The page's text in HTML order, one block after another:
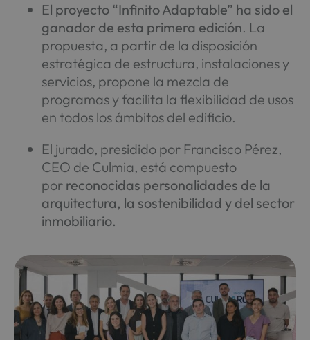
El proyecto “Infinito Adaptable” ha sido el
ganador de esta primera edición. La
propuesta, a partir de la disposición
estratégica de estructura, instalaciones y
servicios, propone la mezcla de
programas y facilita la flexibilidad de usos
en todos los ámbitos del edificio.
El jurado, presidido por Francisco Pérez,
CEO de Culmia, está compuesto
por reconocidas personalidades de la
arquitectura, la sostenibilidad y del sector
inmobiliario.